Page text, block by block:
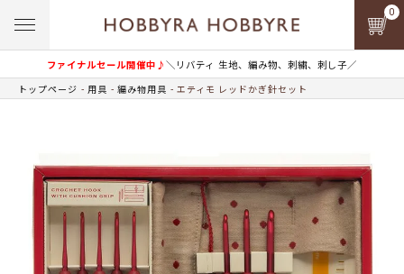
ファイナルセール開催中♪＼リバティ 生地、編み物、刺繍、刺し子／
0
トップページ 用具 編み物用具 エティモ レッドかぎ針セット